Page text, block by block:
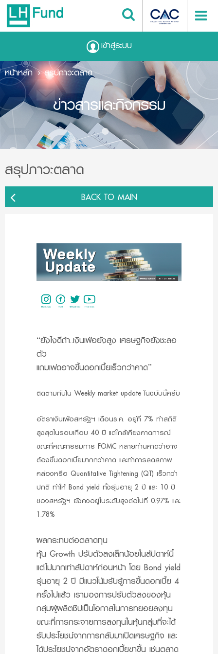
เข้าสู่ระบบ
ข่าวสารและกิจกรรม
หน้าหลัก สรุปภาวะตลาด
สรุปภาวะตลาด
BACK TO MAIN
“ยังไงดีถ้า..เงินเฟ้อยังสูง เศรษฐกิจยังชะลอ
ตัว
แถมเฟดอาจขึ้นดอกเบี้ยเร็วกว่าคาด”
ติดตามกันใน Weekly market update ในฉบับนี้ครับ
อัตราเงินเฟ้อสหรัฐฯ เดือนธ.ค. อยู่ที่ 7% ทำสถิติ
สูงสุดในรอบเกือบ 40 ปี แต่ใกล้เคียงคาดการณ์
ขณะที่คณะกรรมการ FOMC หลายท่านคาดว่าอาจ
ต้องขึ้นดอกเบี้ยมากกว่าคาด และทำการลดสภาพ
คล่องหรือ Quantitative Tightening (QT) เร็วกว่า
ปกติ ทำให้ Bond yield ทั้งรุ่นอายุ 2 ปี และ 10 ปี
ของสหรัฐฯ ยังคงอยู่ในระดับสูงต่อไปที่ 0.97% และ
1.78%
ผลกระทบต่อตลาดทุน
หุ้น Growth ปรับตัวลงเล็กน้อยในสัปดาห์นี้
แต่ไม่มากเท่าสัปดาห์ก่อนหน้า โดย Bond yield
รุ่นอายุ 2 ปี มีแนวโน้มรับรู้การขึ้นดอกเบี้ย 4
ครั้งไปแล้ว เรามองการปรับตัวลงของหุ้น
กลุ่มผู้ผลิตชิปเป็นโอกาสในการทยอยลงทุน
ขณะที่การกระจายการลงทุนในหุ้นกลุ่มที่จะได้
รับประโยชน์จากการกลับมาเปิดเศรษฐกิจ และ
ได้ประโยชน์จากอัตราดอกเบี้ยขาขึ้น เช่นตลาด